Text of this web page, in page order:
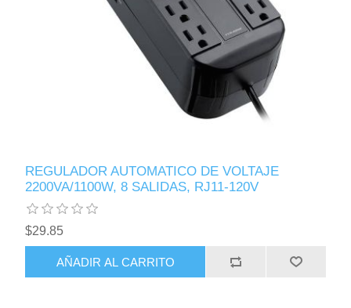
REGULADOR AUTOMATICO DE VOLTAJE
2200VA/1100W, 8 SALIDAS, RJ11-120V
$29.85
AÑADIR AL CARRITO